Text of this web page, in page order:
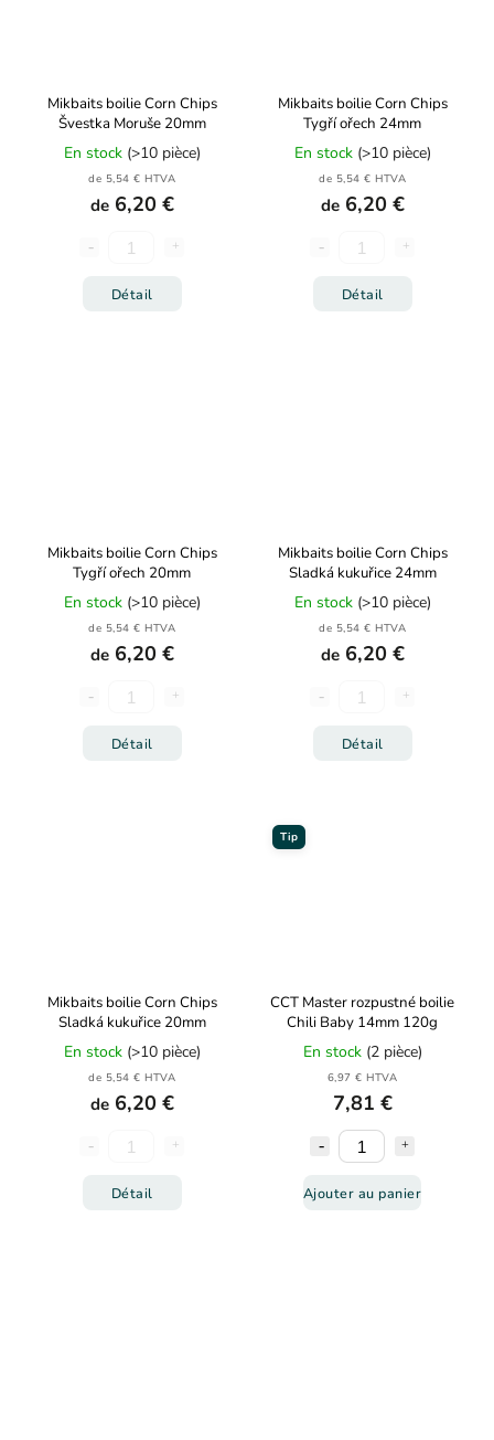
Mikbaits boilie Corn Chips
Švestka Moruše 20mm
En stock (>10 pièce)
de 5,54 € HTVA
de6,20 €
Détail
Mikbaits boilie Corn Chips
Tygří ořech 24mm
En stock (>10 pièce)
de 5,54 € HTVA
de6,20 €
Détail
Mikbaits boilie Corn Chips
Tygří ořech 20mm
En stock (>10 pièce)
de 5,54 € HTVA
de6,20 €
Détail
Mikbaits boilie Corn Chips
Sladká kukuřice 24mm
En stock (>10 pièce)
de 5,54 € HTVA
de6,20 €
Détail
Mikbaits boilie Corn Chips
Sladká kukuřice 20mm
En stock (>10 pièce)
de 5,54 € HTVA
de6,20 €
Détail
Tip
CCT Master rozpustné boilie
Chili Baby 14mm 120g
En stock (2 pièce)
6,97 € HTVA
7,81 €
Ajouter au panier